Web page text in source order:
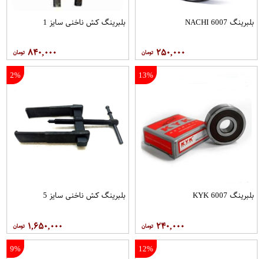
بلبرینگ 6007 NACHI
۲۵۰,۰۰۰
بلبرینگ کش ناخنی سایز 1
۸۴۰,۰۰۰
13%
بلبرینگ 6007 KYK
۲۴۰,۰۰۰
2%
بلبرینگ کش ناخنی سایز 5
۱,۶۵۰,۰۰۰
12%
9%